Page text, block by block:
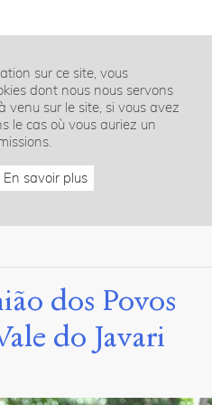
sur ce site, vous
dont nous nous servons
venu sur le site, si vous avez
le cas où vous auriez un
En savoir plus
dos Povos
do Javari